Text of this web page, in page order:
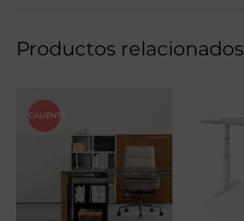
Productos relacionados
CALIENTE